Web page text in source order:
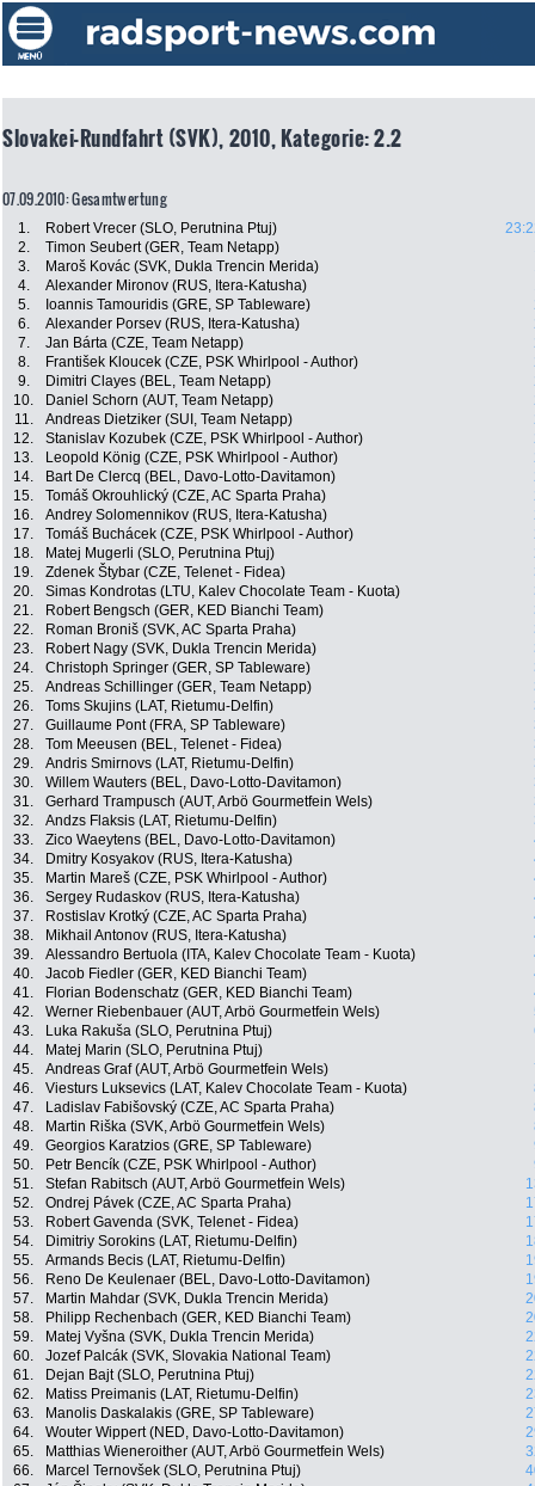
Slovakei-Rundfahrt (SVK), 2010, Kategorie: 2.2
07.09.2010: Gesamtwertung
1. Robert Vrecer (SLO, Perutnina Ptuj)
2.
Timon Seubert (GER, Team Netapp)
3.
Maroš Kovác (SVK, Dukla Trencin Merida)
4.
Alexander Mironov (RUS, Itera-Katusha)
5.
Ioannis Tamouridis (GRE, SP Tableware)
6.
Alexander Porsev (RUS, Itera-Katusha)
7.
Jan Bárta (CZE, Team Netapp)
8.
František Kloucek (CZE, PSK Whirlpool - Author)
9.
Dimitri Clayes (BEL, Team Netapp)
10.
Daniel Schorn (AUT, Team Netapp)
11.
Andreas Dietziker (SUI, Team Netapp)
12.
Stanislav Kozubek (CZE, PSK Whirlpool - Author)
13.
Leopold König (CZE, PSK Whirlpool - Author)
14.
Bart De Clercq (BEL, Davo-Lotto-Davitamon)
15.
Tomáš Okrouhlický (CZE, AC Sparta Praha)
16.
Andrey Solomennikov (RUS, Itera-Katusha)
17.
Tomáš Buchácek (CZE, PSK Whirlpool - Author)
18.
Matej Mugerli (SLO, Perutnina Ptuj)
19.
Zdenek Štybar (CZE, Telenet - Fidea)
20.
Simas Kondrotas (LTU, Kalev Chocolate Team - Kuota)
21.
Robert Bengsch (GER, KED Bianchi Team)
22.
Roman Broniš (SVK, AC Sparta Praha)
23.
Robert Nagy (SVK, Dukla Trencin Merida)
24.
Christoph Springer (GER, SP Tableware)
25.
Andreas Schillinger (GER, Team Netapp)
26.
Toms Skujins (LAT, Rietumu-Delfin)
27.
Guillaume Pont (FRA, SP Tableware)
28.
Tom Meeusen (BEL, Telenet - Fidea)
29.
Andris Smirnovs (LAT, Rietumu-Delfin)
30.
Willem Wauters (BEL, Davo-Lotto-Davitamon)
31.
Gerhard Trampusch (AUT, Arbö Gourmetfein Wels)
32.
Andzs Flaksis (LAT, Rietumu-Delfin)
33.
Zico Waeytens (BEL, Davo-Lotto-Davitamon)
34.
Dmitry Kosyakov (RUS, Itera-Katusha)
35.
Martin Mareš (CZE, PSK Whirlpool - Author)
36.
Sergey Rudaskov (RUS, Itera-Katusha)
37.
Rostislav Krotký (CZE, AC Sparta Praha)
38.
Mikhail Antonov (RUS, Itera-Katusha)
39.
Alessandro Bertuola (ITA, Kalev Chocolate Team - Kuota)
40.
Jacob Fiedler (GER, KED Bianchi Team)
41.
Florian Bodenschatz (GER, KED Bianchi Team)
42.
Werner Riebenbauer (AUT, Arbö Gourmetfein Wels)
43.
Luka Rakuša (SLO, Perutnina Ptuj)
44.
Matej Marin (SLO, Perutnina Ptuj)
45.
Andreas Graf (AUT, Arbö Gourmetfein Wels)
46.
Viesturs Luksevics (LAT, Kalev Chocolate Team - Kuota)
47.
Ladislav Fabišovský (CZE, AC Sparta Praha)
48.
Martin Riška (SVK, Arbö Gourmetfein Wels)
49.
Georgios Karatzios (GRE, SP Tableware)
50.
Petr Bencík (CZE, PSK Whirlpool - Author)
51.
Stefan Rabitsch (AUT, Arbö Gourmetfein Wels)
52.
Ondrej Pávek (CZE, AC Sparta Praha)
53.
Robert Gavenda (SVK, Telenet - Fidea)
54.
Dimitriy Sorokins (LAT, Rietumu-Delfin)
55.
Armands Becis (LAT, Rietumu-Delfin)
56.
Reno De Keulenaer (BEL, Davo-Lotto-Davitamon)
57.
Martin Mahdar (SVK, Dukla Trencin Merida)
58.
Philipp Rechenbach (GER, KED Bianchi Team)
59.
Matej Vyšna (SVK, Dukla Trencin Merida)
60.
Jozef Palcák (SVK, Slovakia National Team)
61.
Dejan Bajt (SLO, Perutnina Ptuj)
62.
Matiss Preimanis (LAT, Rietumu-Delfin)
63.
Manolis Daskalakis (GRE, SP Tableware)
64.
Wouter Wippert (NED, Davo-Lotto-Davitamon)
65.
Matthias Wieneroither (AUT, Arbö Gourmetfein Wels)
66.
Marcel Ternovšek (SLO, Perutnina Ptuj)